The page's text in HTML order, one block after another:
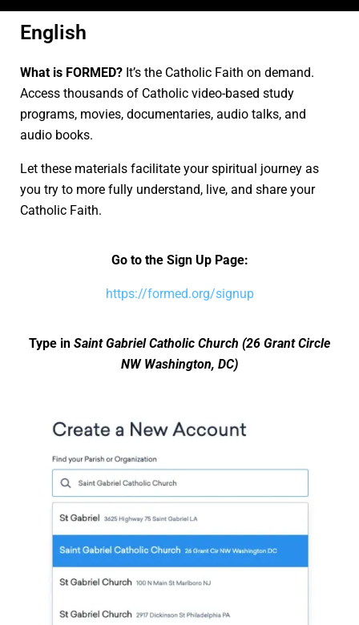
English
What is FORMED? It’s the Catholic Faith on demand.
Access thousands of Catholic video-based study
programs, movies, documentaries, audio talks, and
audio books.
Let these materials facilitate your spiritual journey as
you try to more fully understand, live, and share your
Catholic Faith.
Go to the Sign Up Page:
https://formed.org/signup
Type in Saint Gabriel Catholic Church (26 Grant Circle
NW Washington, DC)